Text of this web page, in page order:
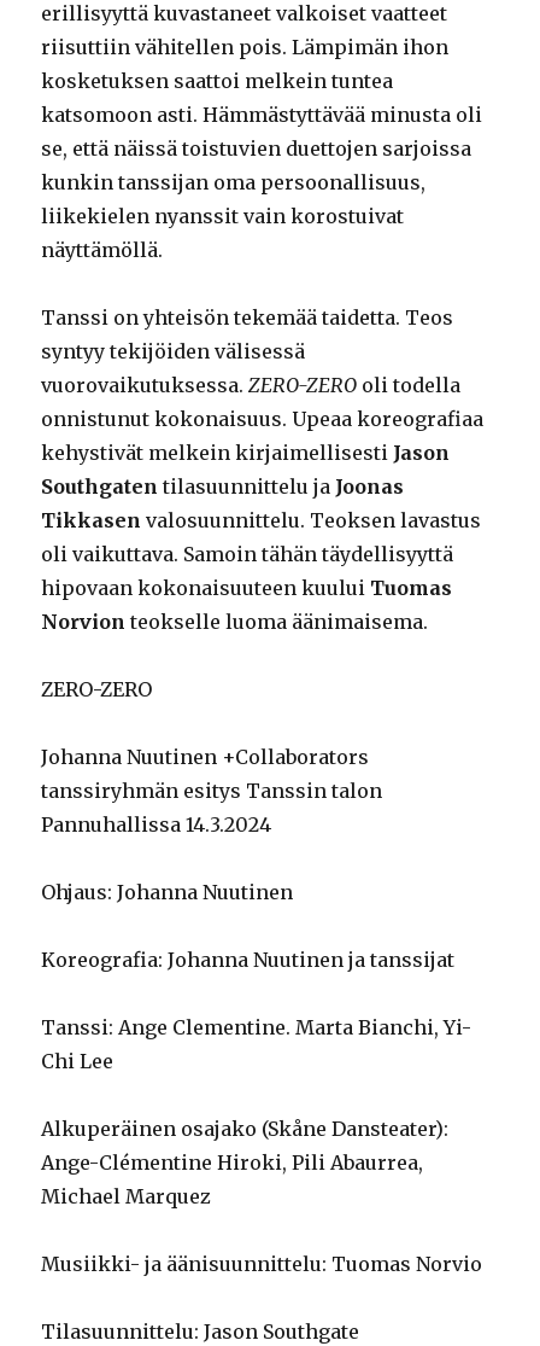
erillisyyttä kuvastaneet valkoiset vaatteet
riisuttiin vähitellen pois. Lämpimän ihon
kosketuksen saattoi melkein tuntea
katsomoon asti. Hämmästyttävää minusta oli
se, että näissä toistuvien duettojen sarjoissa
kunkin tanssijan oma persoonallisuus,
liikekielen nyanssit vain korostuivat
näyttämöllä.
Tanssi on yhteisön tekemää taidetta. Teos
syntyy tekijöiden välisessä
vuorovaikutuksessa.ZERO-ZERO oli todella
onnistunut kokonaisuus. Upeaa koreografiaa
kehystivät melkein kirjaimellisesti Jason
Southgaten tilasuunnittelu ja Joonas
Tikkasen valosuunnittelu. Teoksen lavastus
oli vaikuttava. Samoin tähän täydellisyyttä
hipovaan kokonaisuuteen kuului Tuomas
Norvion teokselle luoma äänimaisema.
ZERO-ZERO
Johanna Nuutinen +Collaborators
tanssiryhmän esitys Tanssin talon
Pannuhallissa 14.3.2024
Ohjaus: Johanna Nuutinen
Koreografia: Johanna Nuutinen ja tanssijat
Tanssi: Ange Clementine. Marta Bianchi, Yi-
Chi Lee
Alkuperäinen osajako (Skåne Dansteater):
Ange-Clémentine Hiroki, Pili Abaurrea,
Michael Marquez
Musiikki- ja äänisuunnittelu: Tuomas Norvio
Tilasuunnittelu: Jason Southgate